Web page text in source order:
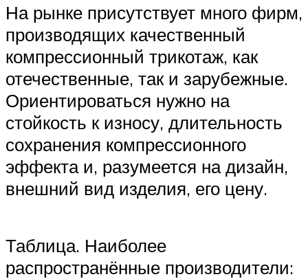
На рынке присутствует много фирм,
производящих качественный
компрессионный трикотаж, как
отечественные, так и зарубежные.
Ориентироваться нужно на
стойкость к износу, длительность
сохранения компрессионного
эффекта и, разумеется на дизайн,
внешний вид изделия, его цену.
Таблица. Наиболее
распространённые производители: